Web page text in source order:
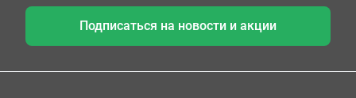
Подписаться на новости и акции